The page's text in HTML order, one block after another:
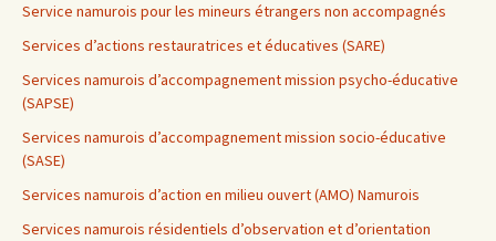
Service namurois pour les mineurs étrangers non accompagnés
Services d’actions restauratrices et éducatives (SARE)
Services namurois d’accompagnement mission psycho-éducative
(SAPSE)
Services namurois d’accompagnement mission socio-éducative
(SASE)
Services namurois d’action en milieu ouvert (AMO) Namurois
Services namurois résidentiels d’observation et d’orientation